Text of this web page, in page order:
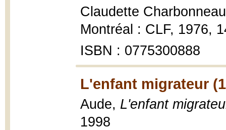
Claudette
Montréal : CLF, 1976,
ISBN : 0775300888
L'enfant migrateur
Aude, L'enfant
1998